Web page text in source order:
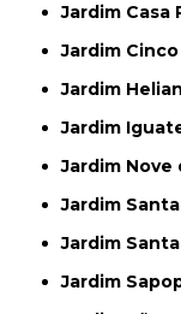
Jardim
Jardim
Jardim Helian
Jardim
Jardim
Jardim
Jardim
Jardim